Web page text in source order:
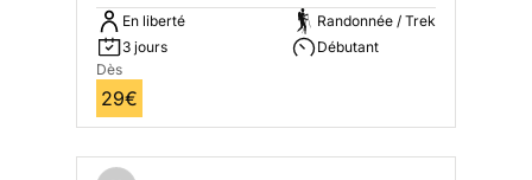
En liberté
3 jours
Randonnée / Trek
Débutant
Dès
29€